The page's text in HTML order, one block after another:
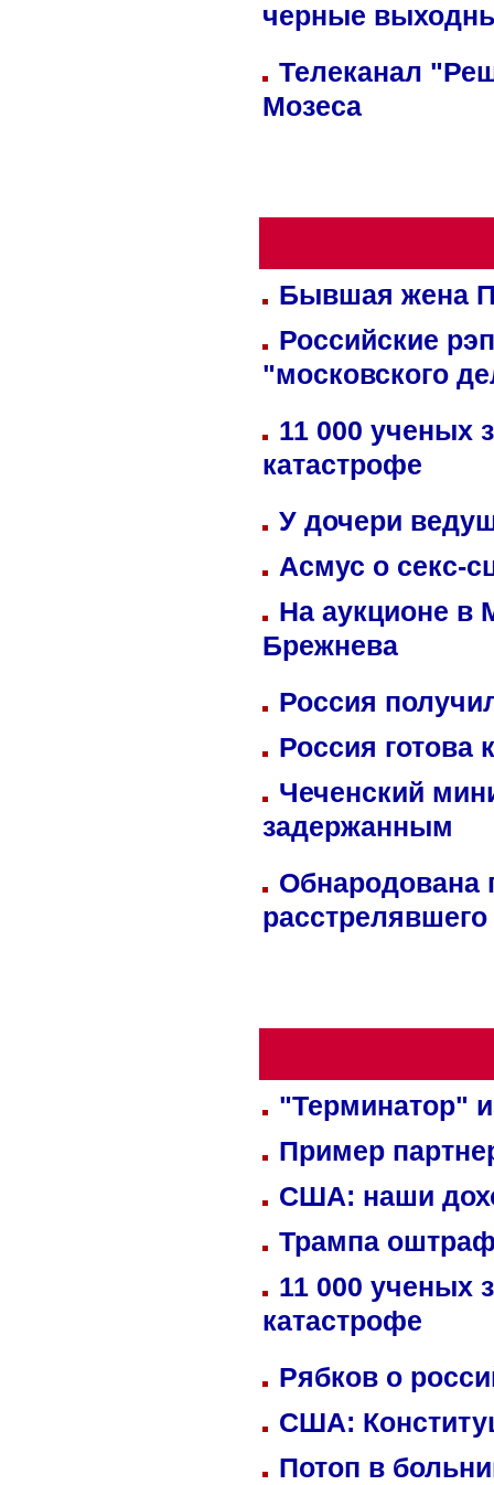
черные
Телеканал
Мозеса
Бывшая жена
Российские
"московского
11 000 ученых
катастрофе
У дочери
Асмус о секс-
На аукционе в
Брежнева
Россия
Россия готова
Чеченский
задержанным
Обнародована
"Терминатор"
Пример
США: наши
Трампа
11 000 ученых
катастрофе
Рябков о
США:
Потоп в